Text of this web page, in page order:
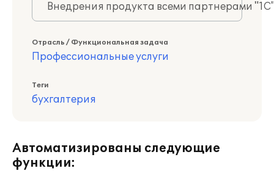
Внедрения продукта всеми партнерами
Отрасль / Функциональная задача
Профессиональные услуги
Теги
бухгалтерия
Автоматизированы следующие
функции: